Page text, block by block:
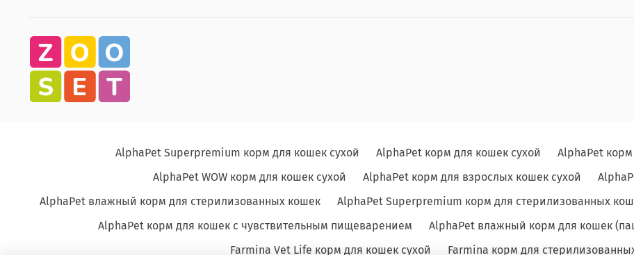
AlphaPet Superpremium корм для кошек сухой AlphaPet корм для кошек сухой
AlphaPet
AlphaPet WOW корм для кошек сухой
AlphaPet корм для взрослых кошек сухой
AlphaPet влажный корм для стерилизованных кошек
AlphaPet Superpremium корм для стерилизованных
AlphaPet корм для кошек с чувствительным пищеварением
AlphaPet влажный корм для кошек
Farmina Vet Life корм для кошек сухой
Farmina корм для